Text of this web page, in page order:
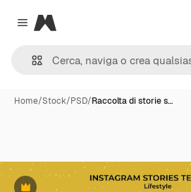
Close menu
Magnific
Home/Stock/PSD/Raccolta di storie s…